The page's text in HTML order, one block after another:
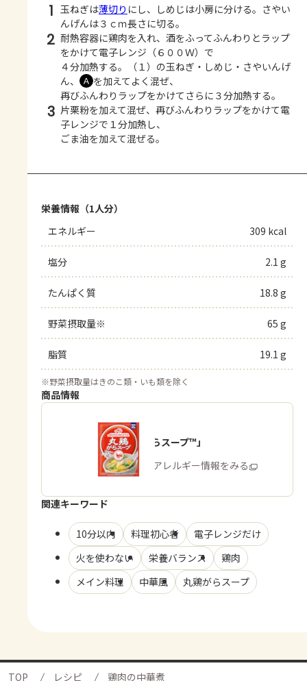
1 玉ねぎは薄切り にし、しめじは小房に分ける。さやい
んげんは３ｃｍ長さに切る。
2 耐熱容器に鶏肉を入れ、酒をふってふんわりとラップ
をかけて電子レンジ（６００Ｗ）で
４分加熱する。（１）の玉ねぎ・しめじ・さやいんげ
ん、
Ａ を加えてよく混ぜ、
再びふんわりラップをかけてさらに３分加熱する。
3 片栗粉を加えて混ぜ、再びふんわりラップをかけて電
子レンジで１分加熱し、
ごま油を加えて混ぜる。
栄養情報（1人分）
エネルギー
309 kcal
塩分 2.1 g
たんぱく質 18.8 g
野菜摂取量※ 65 g
脂質 19.1 g
※野菜摂取量はきのこ類・いも類を除く
商品情報
「丸鶏がらスープ™」
商品・アレルギー情報をみる
関連キーワード
10分以内 料理初心者
電子レンジだけ
火を使わない
栄養バランス
鶏肉
メイン料理
中華風 丸鶏がらスープ
TOP レシピ 鶏肉の中華煮